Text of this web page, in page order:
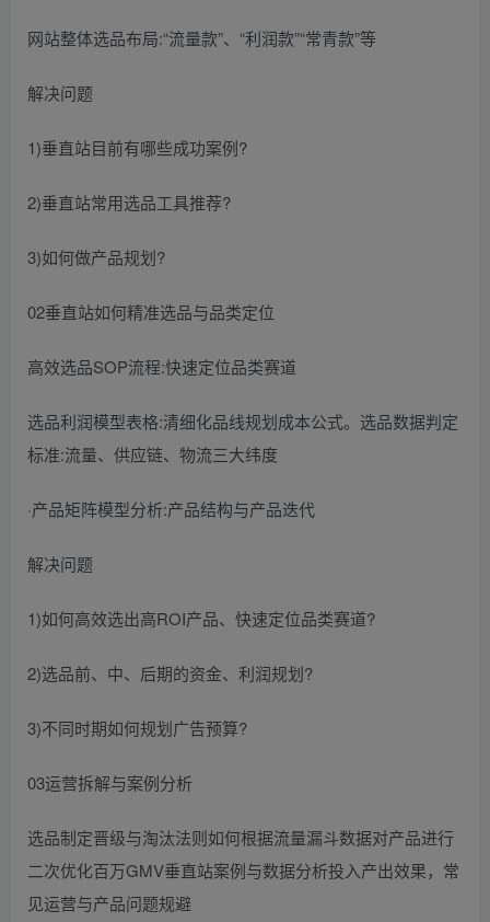
网站整体选品布局:“流量款”、“利润款”“常青款”等
解决问题
1)垂直站目前有哪些成功案例?
2)垂直站常用选品工具推荐?
3)如何做产品规划?
02垂直站如何精准选品与品类定位
高效选品SOP流程:快速定位品类赛道
选品利润模型表格:清细化品线规划成本公式。选品数据判定
标准:流量、供应链、物流三大纬度
·产品矩阵模型分析:产品结构与产品迭代
解决问题
1)如何高效选出高ROI产品、快速定位品类赛道?
2)选品前、中、后期的资金、利润规划?
3)不同时期如何规划广告预算?
03运营拆解与案例分析
选品制定晋级与淘汰法则如何根据流量漏斗数据对产品进行
二次优化百万GMV垂直站案例与数据分析投入产出效果，常
见运营与产品问题规避